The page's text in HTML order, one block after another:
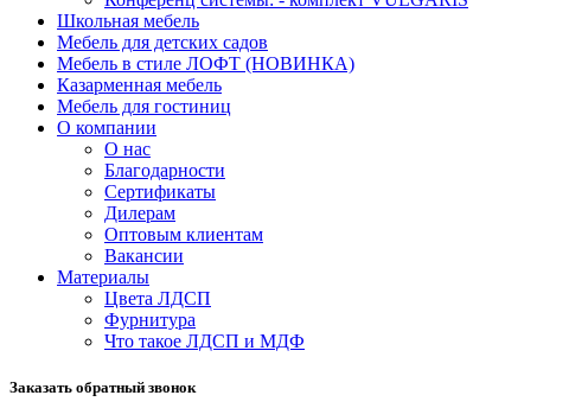
Школьная мебель
Мебель для детских садов
Мебель в стиле ЛОФТ (НОВИНКА)
Казарменная мебель
Мебель для гостиниц
О компании
О нас
Благодарности
Сертификаты
Дилерам
Оптовым клиентам
Вакансии
Материалы
Цвета ЛДСП
Фурнитура
Что такое ЛДСП и МДФ
Заказать обратный звонок